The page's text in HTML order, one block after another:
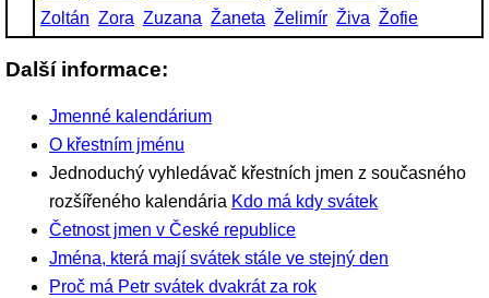
Zoltán Zora Zuzana Žaneta Želimír Živa Žofie
Další informace:
Jmenné kalendárium
O křestním jménu
Jednoduchý vyhledávač křestních jmen z současného
rozšířeného kalendária Kdo má kdy svátek
Četnost jmen v České republice
Jména, která mají svátek stále ve stejný den
Proč má Petr svátek dvakrát za rok